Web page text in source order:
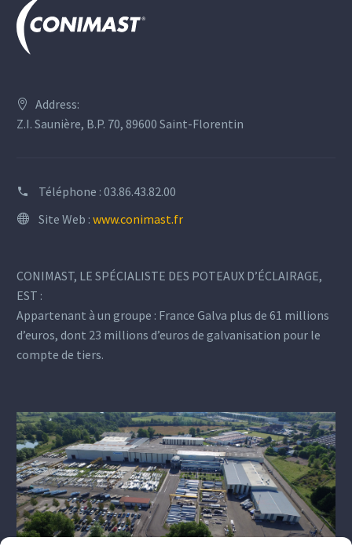
Address:
Z.I. Saunière, B.P. 70, 89600 Saint-Florentin
Téléphone : 03.86.43.82.00
Site Web : www.conimast.fr
CONIMAST, LE SPÉCIALISTE DES POTEAUX D’ÉCLAIRAGE,
EST :
Appartenant à un groupe : France Galva plus de 61 millions
d’euros, dont 23 millions d’euros de galvanisation pour le
compte de tiers.